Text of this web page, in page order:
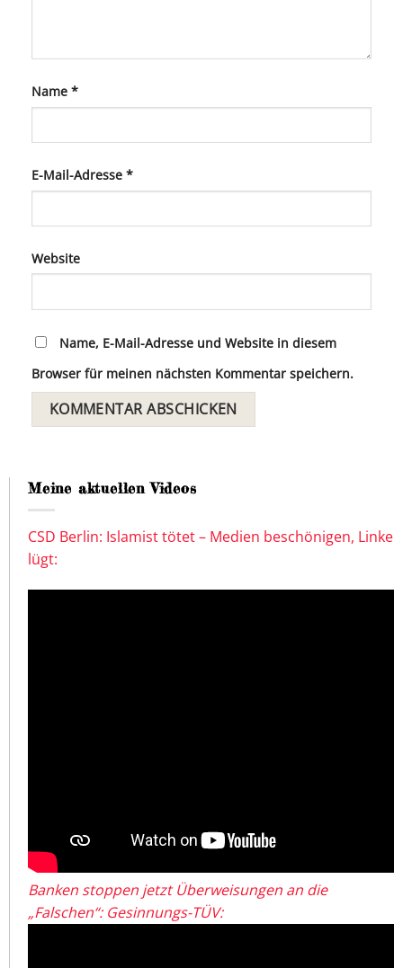
Name *
E-Mail-Adresse *
Website
Name, E-Mail-Adresse und Website in diesem
Browser für meinen nächsten Kommentar speichern.
Meine aktuellen Videos
CSD Berlin: Islamist tötet – Medien beschönigen, Linke
lügt:
Banken stoppen jetzt Überweisungen an die
„Falschen“: Gesinnungs-TÜV: